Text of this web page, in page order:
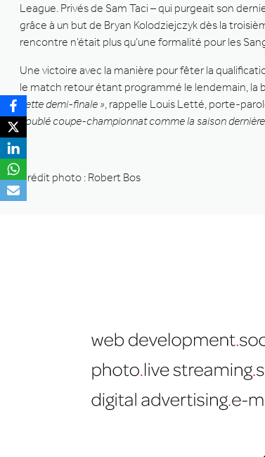
League. Privés de Sam Taci – qui purgeait son
grâce à un but de Bryan Kolodziejczyk dès la
rencontre n’était plus qu’une formalité pour les
Une victoire avec la manière pour fêter la
le match retour étant programmé le lendemain, la
cette demi-finale », rappelle Louis Letté, porte-
doublé coupe-championnat comme la saison
Crédit photo : Robert Bos